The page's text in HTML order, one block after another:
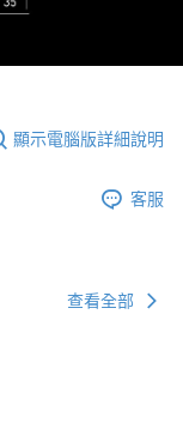
顯示電腦版詳細說明
客服
查看全部